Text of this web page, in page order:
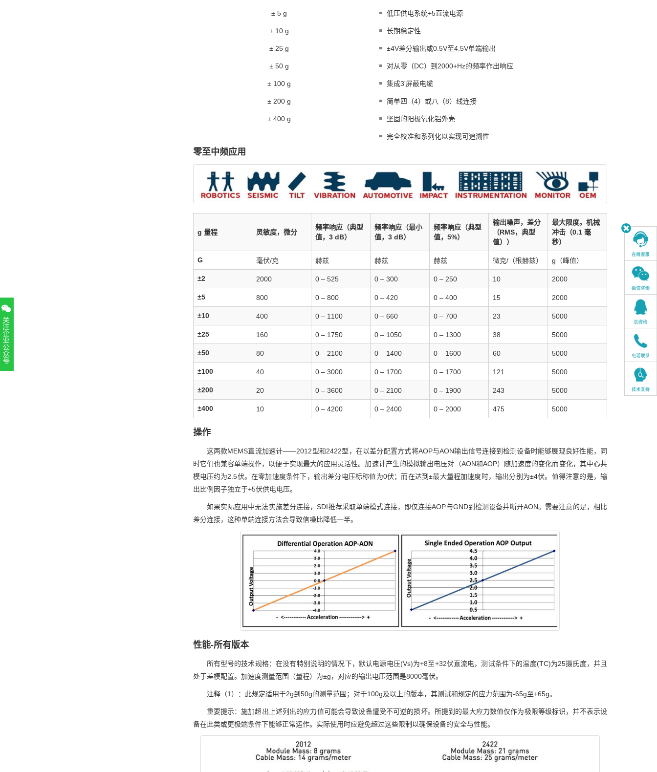
± 5 g
± 10 g
± 25 g
± 50 g
± 100 g
± 200 g
± 400 g
低压供电系统+5直流电源
长期稳定性
±4V差分输出或0.5V至4.5V单端输出
对从零（DC）到2000+Hz的频率作出响应
集成3'屏蔽电缆
简单四（4）或八（8）线连接
坚固的阳极氧化铝外壳
完全校准和系列化以实现可追溯性
零至中频应用
g 量程 灵敏度，微分
频率响应（典型
值，3 dB）
频率响应（最小
值，3 dB）
频率响应（典型
值，5%）
输出噪声，差分
（RMS，典型
值））
最大限度。机械
冲击（0.1 毫
秒）
G 毫伏/克 赫兹 赫兹 赫兹 微克/（根赫兹） g（峰值）
±2 2000 0 – 525 0 – 300 0 – 250 10 2000
±5 800 0 – 800 0 – 420 0 – 400 15 2000
±10 400 0 – 1100 0 – 660 0 – 700 23 5000
±25 160 0 – 1750 0 – 1050 0 – 1300 38 5000
±50 80 0 – 2100 0 – 1400 0 – 1600 60 5000
±100 40 0 – 3000 0 – 1700 0 – 1700 121 5000
±200 20 0 – 3600 0 – 2100 0 – 1900 243 5000
±400 10 0 – 4200 0 – 2400 0 – 2000 475 5000
操作
这两款MEMS直流加速计——2012型和2422型，在以差分配置方式将AOP与AON输出信号连接到检测设备时能够展现良好性能，同
时它们也兼容单端操作，以便于实现最大的应用灵活性。加速计产生的模拟输出电压对（AON和AOP）随加速度的变化而变化，其中心共
模电压约为2.5伏。在零加速度条件下，输出差分电压标称值为0伏；而在达到±最大量程加速度时，输出分别为±4伏。值得注意的是，输
出比例因子独立于+5伏供电电压。
如果实际应用中无法实施差分连接，SDI推荐采取单端模式连接，即仅连接AOP与GND到检测设备并断开AON。需要注意的是，相比
差分连接，这种单端连接方法会导致信噪比降低一半。
性能-所有版本
所有型号的技术规格：在没有特别说明的情况下，默认电源电压(Vs)为+8至+32伏直流电，测试条件下的温度(TC)为25摄氏度，并且
处于差模配置。加速度测量范围（量程）为±g，对应的输出电压范围是8000毫伏。
注释（1）：此规定适用于2g到50g的测量范围；对于100g及以上的版本，其测试和规定的应力范围为-65g至+65g。
重要提示：施加超出上述列出的应力值可能会导致设备遭受不可逆的损坏。所提到的最大应力数值仅作为极限等级标识，并不表示设
备在此类或更极端条件下能够正常运作。实际使用时应避免超过这些限制以确保设备的安全与性能。
扫一扫，关注官方账号